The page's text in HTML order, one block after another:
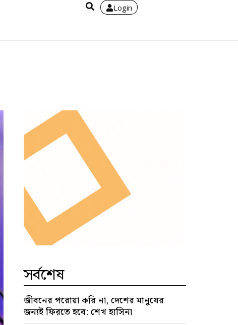
Login
সর্বশেষ
জীবনের পরোয়া করি না, দেশের মানুষের
জন্যই ফিরতে হবে: শেখ হাসিনা